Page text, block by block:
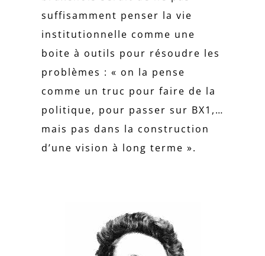
suffisamment penser la vie
institutionnelle comme une
boite à outils pour résoudre les
problèmes : « on la pense
comme un truc pour faire de la
politique, pour passer sur BX1,…
mais pas dans la construction
d’une vision à long terme ».